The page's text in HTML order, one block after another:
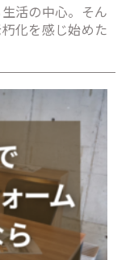
活の中心。そん
化を感じ始めた